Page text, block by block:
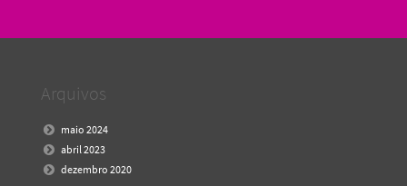
Arquivos
maio 2024
abril 2023
dezembro 2020